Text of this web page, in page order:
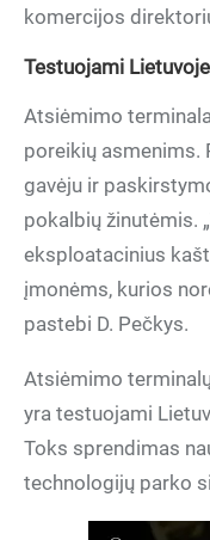
komercijos
Testuojami
Atsiėmimo
poreikių asmenims.
gavėju ir
pokalbių žinutėmis.
eksploatacinius
įmonėms, kurios
pastebi D. Pečkys.
Atsiėmimo
yra testuojami
Toks sprendimas
technologijų parko